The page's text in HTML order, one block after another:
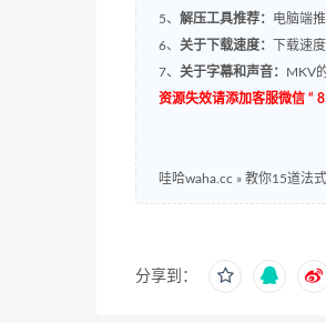
5、 解压工具推荐： 电脑端
6、 关于下载速度：
下载速
7、 关于字幕和声音： MKV
资源失效请添加客服微信 “
哇哈waha.cc » 教你15道法
分享到：